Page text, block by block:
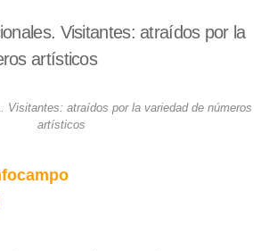
Visitantes: atraídos por la
artísticos
Visitantes: atraídos por la variedad de números
artísticos